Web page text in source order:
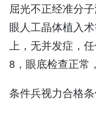
屈光不正经准分
眼人工晶体植入
上，无并发症，
8，眼底检查正常
条件兵视力合格条